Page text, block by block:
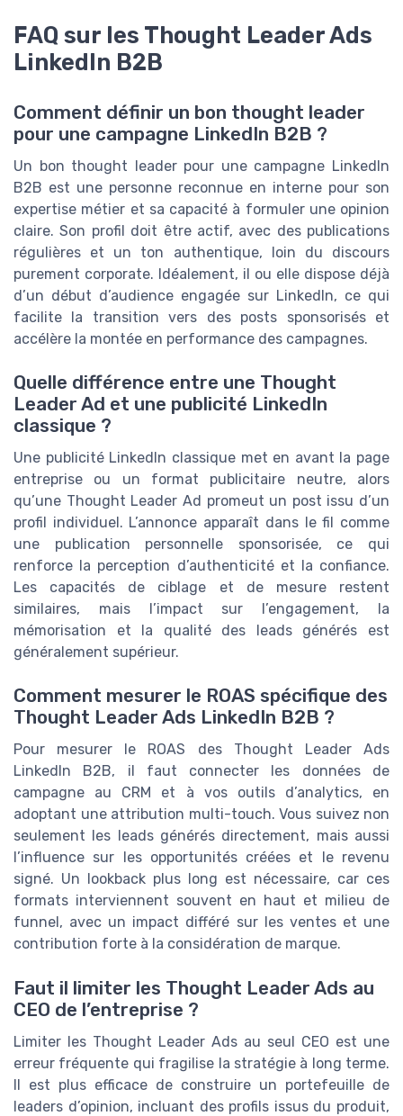
FAQ sur les Thought Leader Ads
LinkedIn B2B
Comment définir un bon thought leader
pour une campagne LinkedIn B2B ?
Un bon thought leader pour une campagne LinkedIn
B2B est une personne reconnue en interne pour son
expertise métier et sa capacité à formuler une opinion
claire. Son profil doit être actif, avec des publications
régulières et un ton authentique, loin du discours
purement corporate. Idéalement, il ou elle dispose déjà
d’un début d’audience engagée sur LinkedIn, ce qui
facilite la transition vers des posts sponsorisés et
accélère la montée en performance des campagnes.
Quelle différence entre une Thought
Leader Ad et une publicité LinkedIn
classique ?
Une publicité LinkedIn classique met en avant la page
entreprise ou un format publicitaire neutre, alors
qu’une Thought Leader Ad promeut un post issu d’un
profil individuel. L’annonce apparaît dans le fil comme
une publication personnelle sponsorisée, ce qui
renforce la perception d’authenticité et la confiance.
Les capacités de ciblage et de mesure restent
similaires, mais l’impact sur l’engagement, la
mémorisation et la qualité des leads générés est
généralement supérieur.
Comment mesurer le ROAS spécifique des
Thought Leader Ads LinkedIn B2B ?
Pour mesurer le ROAS des Thought Leader Ads
LinkedIn B2B, il faut connecter les données de
campagne au CRM et à vos outils d’analytics, en
adoptant une attribution multi-touch. Vous suivez non
seulement les leads générés directement, mais aussi
l’influence sur les opportunités créées et le revenu
signé. Un lookback plus long est nécessaire, car ces
formats interviennent souvent en haut et milieu de
funnel, avec un impact différé sur les ventes et une
contribution forte à la considération de marque.
Faut il limiter les Thought Leader Ads au
CEO de l’entreprise ?
Limiter les Thought Leader Ads au seul CEO est une
erreur fréquente qui fragilise la stratégie à long terme.
Il est plus efficace de construire un portefeuille de
leaders d’opinion, incluant des profils issus du produit,